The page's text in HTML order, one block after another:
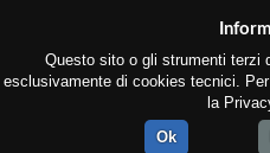
Questo sito o gli strumenti terzi
esclusivamente di cookies tecnici.
la
Ok